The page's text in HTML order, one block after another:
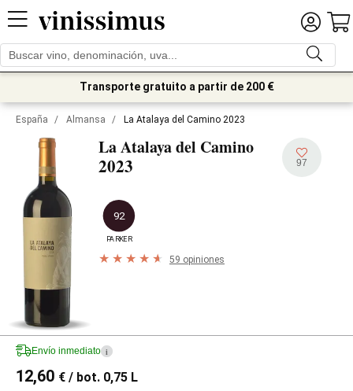
Transporte gratuito a partir de 200 €
España / Almansa / La Atalaya del Camino 2023
La Atalaya del Camino
2023 97
92
PARKER
59 opiniones
Envío inmediato i
12,60 € / bot. 0,75 L